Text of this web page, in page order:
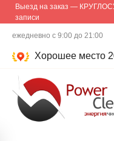
Выезд на заказ —
записи
ежедневно с 9:00 до 21:00
Хорошее место